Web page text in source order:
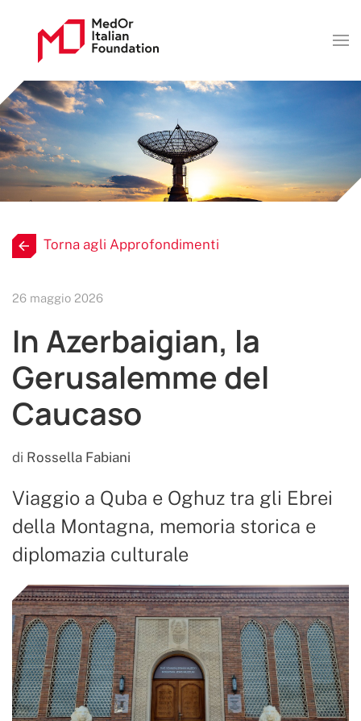
Torna agli Approfondimenti
26 maggio 2026
In Azerbaigian, la
Gerusalemme del
Caucaso
di Rossella Fabiani
Viaggio a Quba e Oghuz tra gli Ebrei
della Montagna, memoria storica e
diplomazia culturale